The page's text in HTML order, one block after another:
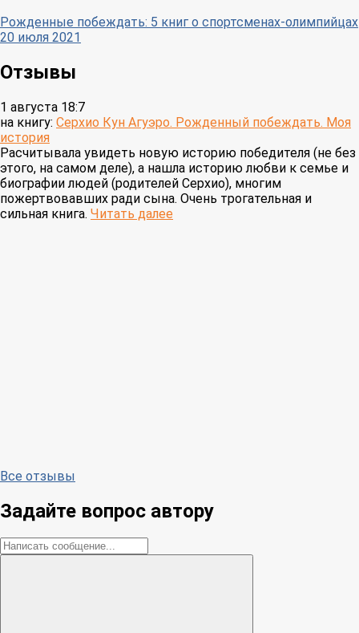
Рожденные побеждать: 5 книг о спортсменах-олимпийцах
20 июля 2021
Отзывы
1 августа 18:7
на книгу: Серхио Кун Агуэро. Рожденный побеждать. Моя
история
Расчитывала увидеть новую историю победителя (не без
этого, на самом деле), а нашла историю любви к семье и
биографии людей (родителей Серхио), многим
пожертвовавших ради сына. Очень трогательная и
сильная книга. Читать далее
Все отзывы
Задайте вопрос автору